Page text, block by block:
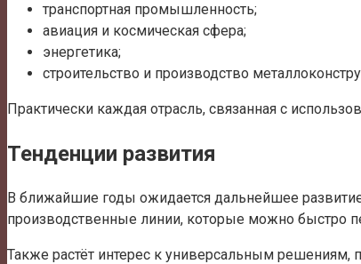
транспортная промышленность;
авиация и космическая сфера;
энергетика;
строительство и производство
Практически каждая отрасль, связанная с
Тенденции развития
В ближайшие годы ожидается дальнейшее
производственные линии, которые можно быстро
Также растёт интерес к универсальным решениям,